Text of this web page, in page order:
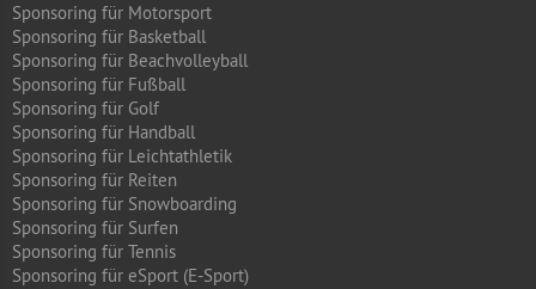
Sponsoring für Motorsport
Sponsoring für Basketball
Sponsoring für Beachvolleyball
Sponsoring für Fußball
Sponsoring für Golf
Sponsoring für Handball
Sponsoring für Leichtathletik
Sponsoring für Reiten
Sponsoring für Snowboarding
Sponsoring für Surfen
Sponsoring für Tennis
Sponsoring für eSport (E-Sport)